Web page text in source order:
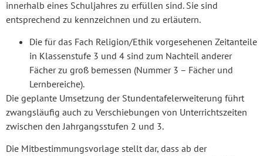
innerhalb eines Schuljahres zu erfüllen sind. Sie sind
entsprechend zu kennzeichnen und zu erläutern.
Die für das Fach Religion/Ethik vorgesehenen Zeitanteile
in Klassenstufe 3 und 4 sind zum Nachteil anderer
Fächer zu groß bemessen (Nummer 3 – Fächer und
Lernbereiche).
Die geplante Umsetzung der Stundentafelerweiterung führt
zwangsläufig auch zu Verschiebungen von Unterrichtszeiten
zwischen den Jahrgangsstufen 2 und 3.
Die Mitbestimmungsvorlage stellt dar, dass ab der